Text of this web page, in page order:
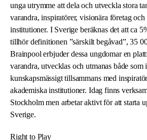
unga utrymme att dela och utveckla stora
varandra, inspiratörer, visionära företag och
institutioner. I Sverige beräknas det att ca
tillhör definitionen ”särskilt begåvad”, 35
Brainpool erbjuder dessa ungdomar en
varandra, utvecklas och utmanas både
kunskapsmässigt tillsammans med
akademiska institutioner. Idag finns
Stockholm men arbetar aktivt för att starta
Sverige.
Right to Play